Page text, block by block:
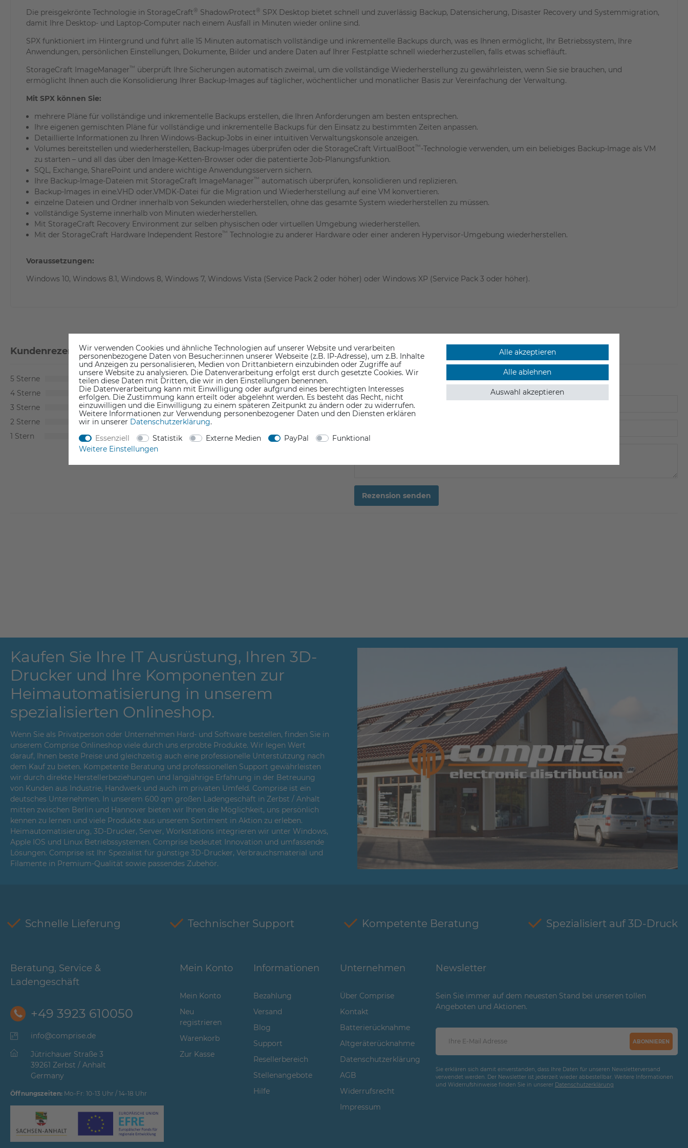
Die preisgekrönte Technologie in StorageCraft® ShadowProtect® SPX Desktop bietet schnell und zuverlässig Backup, Datensicherung, Disaster Recovery und Systemmigration,
damit Ihre Desktop- und Laptop-Computer nach einem Ausfall in Minuten wieder online sind.
SPX funktioniert im Hintergrund und führt alle 15 Minuten automatisch vollständige und inkrementelle Backups durch, was es Ihnen ermöglicht, Ihr Betriebssystem, Ihre
Anwendungen, persönlichen Einstellungen, Dokumente, Bilder und andere Daten auf Ihrer Festplatte schnell wiederherzustellen, falls etwas schiefläuft.
StorageCraft ImageManager™ überprüft Ihre Sicherungen automatisch zweimal, um die vollständige Wiederherstellung zu gewährleisten, wenn Sie sie brauchen, und
ermöglicht Ihnen auch die Konsolidierung Ihrer Backup-Images auf täglicher, wöchentlicher und monatlicher Basis zur Vereinfachung der Verwaltung.
Mit SPX können Sie:
mehrere Pläne für vollständige und inkrementelle Backups erstellen, die Ihren Anforderungen am besten entsprechen.
Ihre eigenen gemischten Pläne für vollständige und inkrementelle Backups für den Einsatz zu bestimmten Zeiten anpassen.
Detaillierte Informationen zu Ihren Windows-Backup-Jobs in einer intuitiven Verwaltungskonsole anzeigen.
Volumes bereitstellen und wiederherstellen, Backup-Images überprüfen oder die StorageCraft VirtualBoot™-Technologie verwenden, um ein beliebiges Backup-Image als VM
zu starten – und all das über den Image-Ketten-Browser oder die patentierte Job-Planungsfunktion.
SQL, Exchange, SharePoint und andere wichtige Anwendungsservern sichern.
Ihre Backup-Image-Dateien mit StorageCraft ImageManager™ automatisch überprüfen, konsolidieren und replizieren.
Backup-Images in eine.VHD oder.VMDK-Datei für die Migration und Wiederherstellung auf eine VM konvertieren.
einzelne Dateien und Ordner innerhalb von Sekunden wiederherstellen, ohne das gesamte System wiederherstellen zu müssen.
vollständige Systeme innerhalb von Minuten wiederherstellen.
Mit StorageCraft Recovery Environment zur selben physischen oder virtuellen Umgebung wiederherstellen.
Mit der StorageCraft Hardware Independent Restore™ Technologie zu anderer Hardware oder einer anderen Hypervisor-Umgebung wiederherstellen.
Voraussetzungen:
Windows 10, Windows 8.1, Windows 8, Windows 7, Windows Vista (Service Pack 2 oder höher) oder Windows XP (Service Pack 3 oder höher).
Kundenrezensionen(0)
5
0
4
0
3
0
2
0
1
0
Rezension senden
Kaufen Sie Ihre IT Ausrüstung, Ihren 3D-
Drucker und Ihre Komponenten zur
Heimautomatisierung in unserem
spezialisierten Onlineshop.
Wenn Sie als Privatperson oder Unternehmen Hard- und Software bestellen, finden Sie in
unserem Comprise Onlineshop viele durch uns erprobte Produkte. Wir legen Wert
darauf, Ihnen beste Preise und gleichzeitig auch eine professionelle Unterstützung nach
dem Kauf zu bieten. Kompetente Beratung und professionellen Support gewährleisten
wir durch direkte Herstellerbeziehungen und langjährige Erfahrung in der Betreuung
von Kunden aus Industrie, Handwerk und auch im privaten Umfeld. Comprise ist ein
deutsches Unternehmen. In unserem 600 qm großen Ladengeschäft in Zerbst / Anhalt
mitten zwischen Berlin und Hannover bieten wir Ihnen die Möglichkeit, uns persönlich
kennen zu lernen und viele Produkte aus unserem Sortiment in Aktion zu erleben.
Heimautomatisierung, 3D-Drucker, Server, Workstations integrieren wir unter Windows,
Apple IOS und Linux Betriebssystemen. Comprise bedeutet Innovation und umfassende
Lösungen. Comprise ist Ihr Spezialist für günstige 3D-Drucker, Verbrauchsmaterial und
Filamente in Premium-Qualität sowie passendes Zubehör.
Schnelle Lieferung Technischer Support Kompetente Beratung Spezialisiert auf 3D-Druck
Beratung, Service &
Ladengeschäft
+49 3923 610050
info@comprise.de
Jütrichauer Straße 3
39261 Zerbst / Anhalt
Germany
Öffnungszeiten: Mo-Fr: 10-13 Uhr / 14-18 Uhr
Mein Konto
Mein Konto
Neu
registrieren
Warenkorb
Zur Kasse
Informationen
Bezahlung
Versand
Blog
Support
Resellerbereich
Stellenangebote
Hilfe
Unternehmen
Über Comprise
Kontakt
Batterierücknahme
Altgeräterücknahme
Datenschutzerklärung
AGB
Widerrufsrecht
Impressum
Newsletter
Sein Sie immer auf dem neuesten Stand bei unseren tollen
Angeboten und Aktionen.
ABONNIEREN
Sie erklären sich damit einverstanden, dass Ihre Daten für unseren Newsletterversand
verwendet werden. Der Newsletter ist jederzeit wieder abbestellbar. Weitere Informationen
und Widerrufshinweise finden Sie in unserer Daten­schutz­erklärung
Wir verwenden Cookies und ähnliche Technologien auf unserer Website und verarbeiten
personenbezogene Daten von Besucher:innen unserer Webseite (z.B. IP-Adresse), um z.B. Inhalte
und Anzeigen zu personalisieren, Medien von Drittanbietern einzubinden oder Zugriffe auf
unsere Website zu analysieren. Die Datenverarbeitung erfolgt erst durch gesetzte Cookies. Wir
teilen diese Daten mit Dritten, die wir in den Einstellungen benennen.
Die Datenverarbeitung kann mit Einwilligung oder aufgrund eines berechtigten Interesses
erfolgen. Die Zustimmung kann erteilt oder abgelehnt werden. Es besteht das Recht, nicht
einzuwilligen und die Einwilligung zu einem späteren Zeitpunkt zu ändern oder zu widerrufen.
Weitere Informationen zur Verwendung personenbezogener Daten und den Diensten erklären
wir in unserer Daten­schutz­erklärung.
Essenziell
Statistik Externe Medien PayPal
Funktional
Weitere Einstellungen
Alle akzeptieren
Alle ablehnen
Auswahl akzeptieren